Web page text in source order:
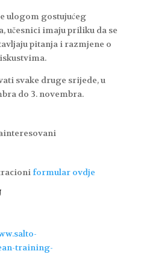
ulogom gostujućeg
učesnici imaju priliku da se
pitanja i razmjene o
svake druge srijede, u
do 3. novembra.
formular ovdje
training-